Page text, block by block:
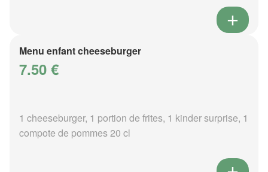
Menu enfant cheeseburger
7.50 €
1 cheeseburger, 1 portion de frites, 1 kinder surprise, 1
compote de pommes 20 cl